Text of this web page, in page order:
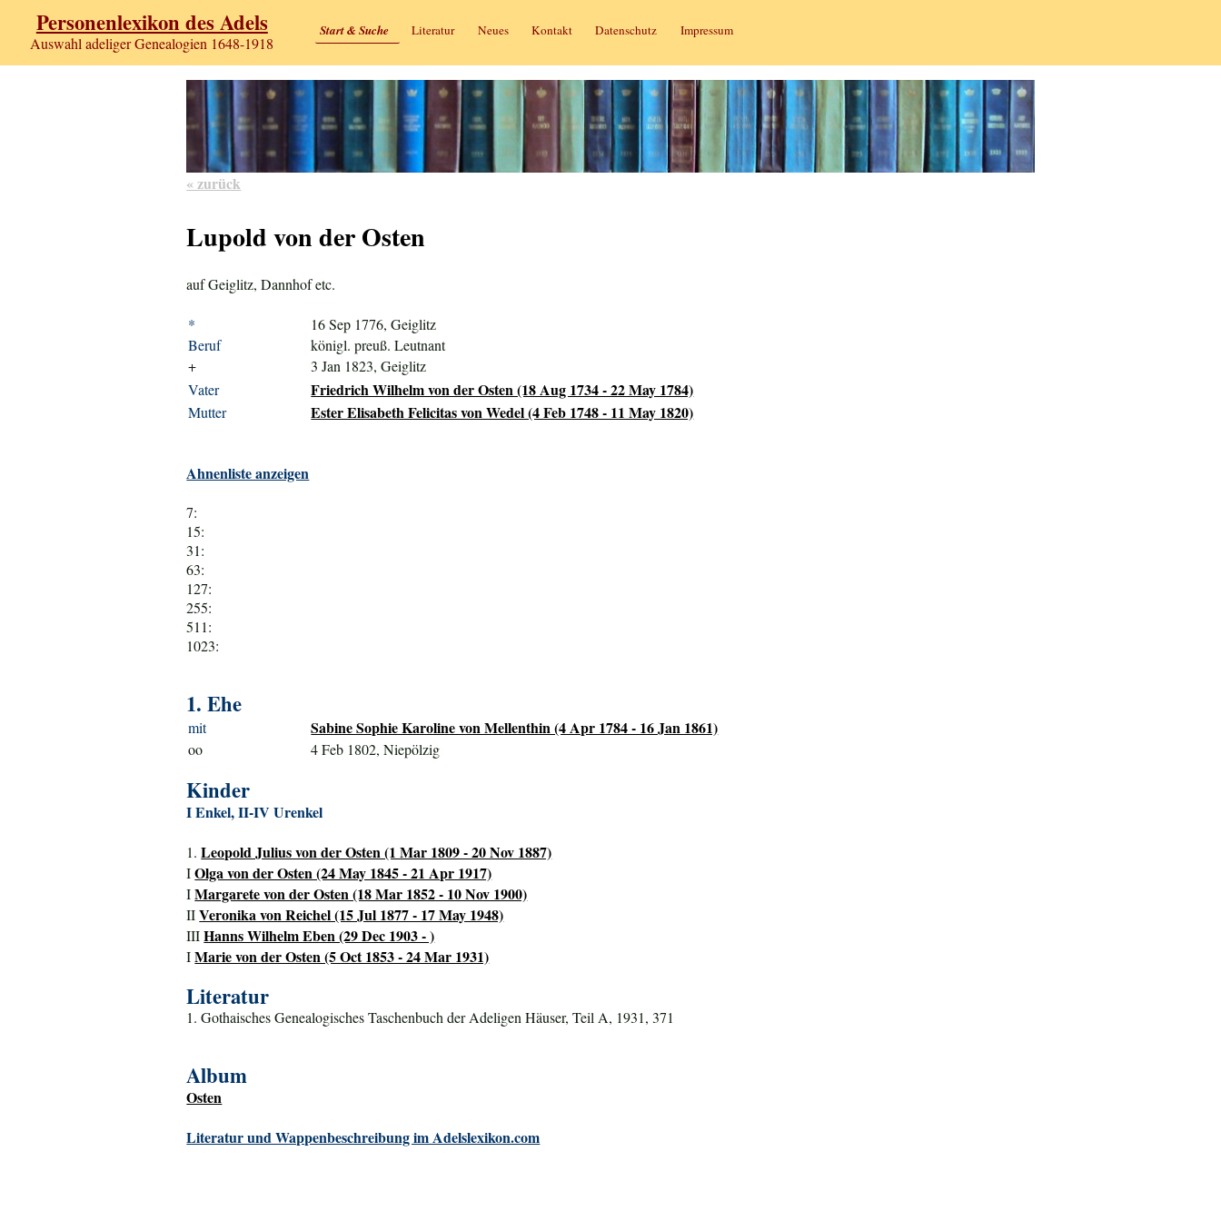
Personenlexikon des Adels
Auswahl adeliger Genealogien 1648-1918
Start & Suche Literatur Neues Kontakt Datenschutz Impressum
« zurück
Lupold von der Osten
auf Geiglitz, Dannhof etc.
*
16 Sep 1776, Geiglitz
Beruf
königl. preuß. Leutnant
+
3 Jan 1823, Geiglitz
Vater
Friedrich Wilhelm von der Osten (18 Aug 1734 - 22 May 1784)
Mutter Ester Elisabeth Felicitas von Wedel (4 Feb 1748 - 11 May 1820)
Ahnenliste anzeigen
7:
15:
31:
63:
127:
255:
511:
1023:
1. Ehe
mit Sabine Sophie Karoline von Mellenthin (4 Apr 1784 - 16 Jan 1861)
oo 4 Feb 1802, Niepölzig
Kinder
I Enkel, II-IV Urenkel
1.Leopold Julius von der Osten (1 Mar 1809 - 20 Nov 1887)
IOlga von der Osten (24 May 1845 - 21 Apr 1917)
IMargarete von der Osten (18 Mar 1852 - 10 Nov 1900)
IIVeronika von Reichel (15 Jul 1877 - 17 May 1948)
IIIHanns Wilhelm Eben (29 Dec 1903 - )
IMarie von der Osten (5 Oct 1853 - 24 Mar 1931)
Literatur
1. Gothaisches Genealogisches Taschenbuch der Adeligen Häuser, Teil A, 1931, 371
Album
Osten
Literatur und Wappenbeschreibung im Adelslexikon.com